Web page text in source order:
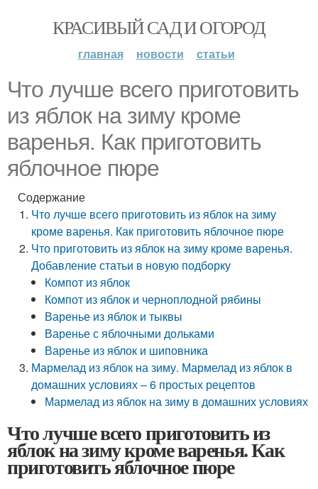
КРАСИВЫЙ САД И ОГОРОД
главная новости статьи
Что лучше всего приготовить
из яблок на зиму кроме
варенья. Как приготовить
яблочное пюре
Содержание
Что лучше всего приготовить из яблок на зиму
кроме варенья. Как приготовить яблочное пюре
Что приготовить из яблок на зиму кроме варенья.
Добавление статьи в новую подборку
Компот из яблок
Компот из яблок и черноплодной рябины
Варенье из яблок и тыквы
Варенье с яблочными дольками
Варенье из яблок и шиповника
Мармелад из яблок на зиму. Мармелад из яблок в
домашних условиях – 6 простых рецептов
Мармелад из яблок на зиму в домашних условиях
Что лучше всего приготовить из
яблок на зиму кроме варенья. Как
приготовить яблочное пюре